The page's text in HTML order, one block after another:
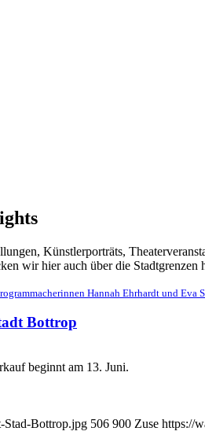
Künstlerporträts,
wir hier auch über die Stadtgrenzen
Hannah Ehrhardt und
Bottrop
beginnt am 13. Juni.
Stad-Bottrop.jpg 506 900 Zuse https://